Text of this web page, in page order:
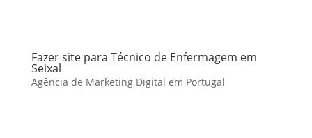
Fazer site para Técnico de Enfermagem em
Seixal
Agência de Marketing Digital em Portugal